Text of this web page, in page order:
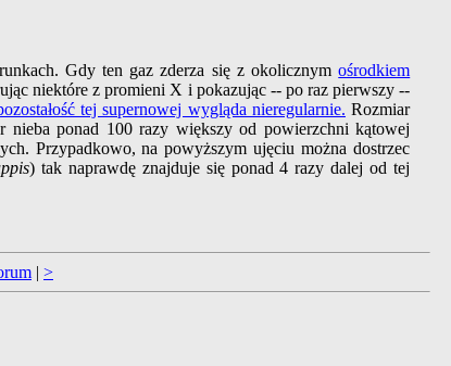
Gdy ten gaz zderza się z okolicznymośrodkiem
niektóre z promieni X i pokazując -- po raz pierwszy --
tej supernowej wygląda nieregularnie. Rozmiar
nieba ponad 100 razy większy od powierzchni kątowej
Przypadkowo, na powyższym ujęciu można dostrzec
) tak naprawdę znajduje się ponad 4 razy dalej od tej
| >